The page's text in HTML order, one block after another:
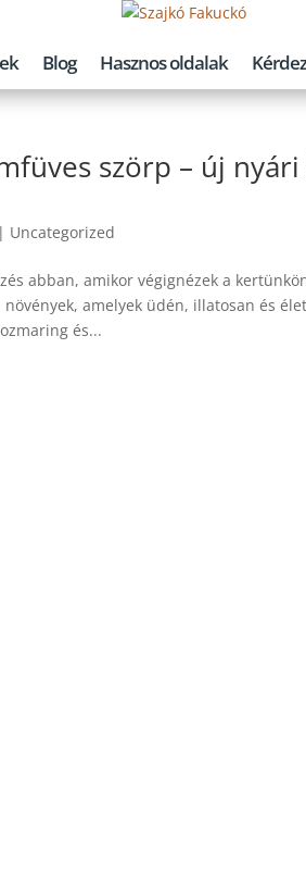
Blog Hasznos oldalak
szörp – új
| Uncategorized
abban, amikor végignézek a
amelyek üdén, illatosan és
és...